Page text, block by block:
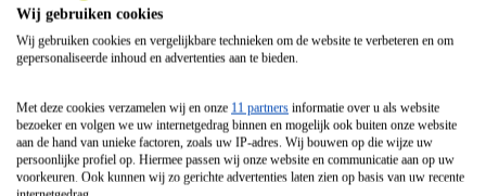
Airfryer
Frituurpan
Contactgrill
Broodbakmachine
Broodrooster
Wij gebruiken cookies
Wij gebruiken cookies en vergelijkbare technieken om de website te verbeteren en om
gepersonaliseerde inhoud en advertenties aan te bieden.
Met deze cookies verzamelen wij en onze 11 partners informatie over u als website
bezoeker en volgen we uw internetgedrag binnen en mogelijk ook buiten onze website
aan de hand van unieke factoren, zoals uw IP-adres. Wij bouwen op die wijze uw
persoonlijke profiel op. Hiermee passen wij onze website en communicatie aan op uw
voorkeuren. Ook kunnen wij zo gerichte advertenties laten zien op basis van uw recente